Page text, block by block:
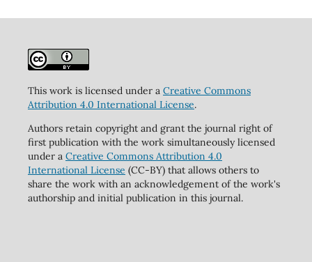
This work is licensed under a Creative Commons
Attribution 4.0 International License.
Authors retain copyright and grant the journal right of
first publication with the work simultaneously licensed
under a Creative Commons Attribution 4.0
International License (CC-BY) that allows others to
share the work with an acknowledgement of the work's
authorship and initial publication in this journal.